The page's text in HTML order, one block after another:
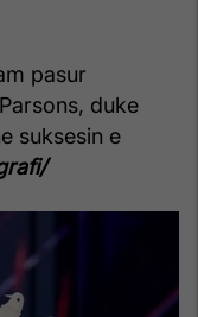
pasur
duke
suksesin e